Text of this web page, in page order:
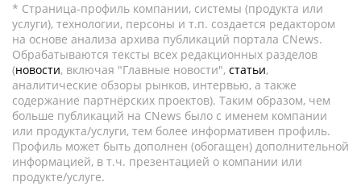
* Страница-профиль компании, системы (продукта или
услуги), технологии, персоны и т.п. создается редактором
на основе анализа архива публикаций портала CNews.
Обрабатываются тексты всех редакционных разделов
(новости, включая "Главные новости", статьи,
аналитические обзоры рынков, интервью, а также
содержание партнёрских проектов). Таким образом, чем
больше публикаций на CNews было с именем компании
или продукта/услуги, тем более информативен профиль.
Профиль может быть дополнен (обогащен) дополнительной
информацией, в т.ч. презентацией о компании или
продукте/услуге.